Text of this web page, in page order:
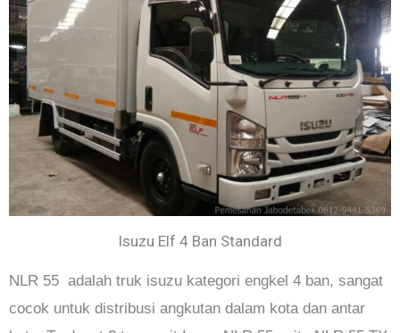
Isuzu Elf 4 Ban Standard
NLR 55 adalah truk isuzu kategori engkel 4 ban, sangat
cocok untuk distribusi angkutan dalam kota dan antar